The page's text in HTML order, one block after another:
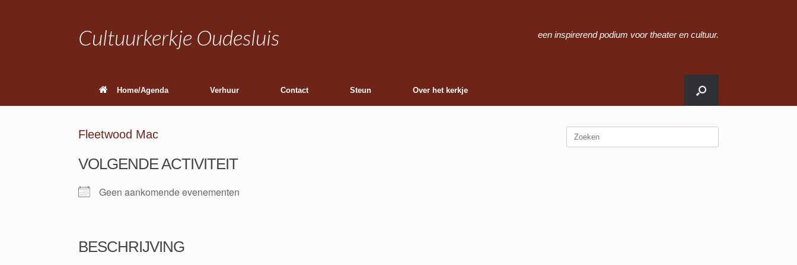
Cultuurkerkje Oudesluis een inspirerend podium voor theater en cultuur.
Home/Agenda Verhuur Contact Steun Over het kerkje
Fleetwood Mac
VOLGENDE ACTIVITEIT
Geen aankomende evenementen
BESCHRIJVING
Zoeken